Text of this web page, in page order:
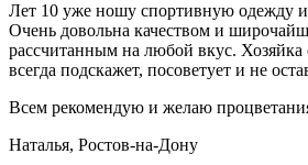
Лет 10 уже ношу спортивную одежду
Очень довольна качеством и
рассчитанным на любой вкус. Хозяйка
всегда подскажет, посоветует и не
Всем рекомендую и желаю
Наталья, Ростов-на-Дону